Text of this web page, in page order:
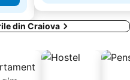
din Craiova